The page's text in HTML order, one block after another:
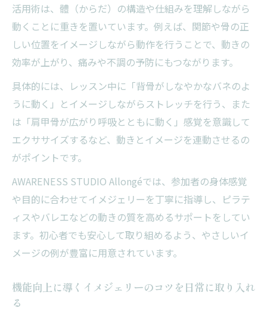
活用術は、體（からだ）の構造や仕組みを理解しながら
動くことに重きを置いています。例えば、関節や骨の正
しい位置をイメージしながら動作を行うことで、動きの
効率が上がり、痛みや不調の予防にもつながります。
具体的には、レッスン中に「背骨がしなやかなバネのよ
うに動く」とイメージしながらストレッチを行う、また
は「肩甲骨が広がり呼吸とともに動く」感覚を意識して
エクササイズするなど、動きとイメージを連動させるの
がポイントです。
AWARENESS STUDIO Allongéでは、参加者の身体感覚
や目的に合わせてイメジェリーを丁寧に指導し、ピラテ
ィスやバレエなどの動きの質を高めるサポートをしてい
ます。初心者でも安心して取り組めるよう、やさしいイ
メージの例が豊富に用意されています。
機能向上に導くイメジェリーのコツを日常に取り入れ
る